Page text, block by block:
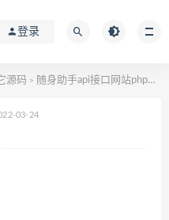
登录
源码 > 随身助手api接口网站php源码
03-24